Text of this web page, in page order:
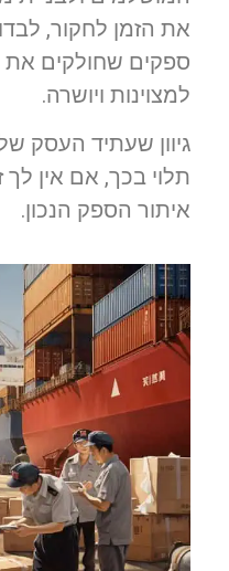
את הזמן לחקור,
ספקים שחולקים
למצוינות ויושרה.
גיוון שעתיד העסק
תלוי בכך, אם אין לך
איתור הספק הנכון.